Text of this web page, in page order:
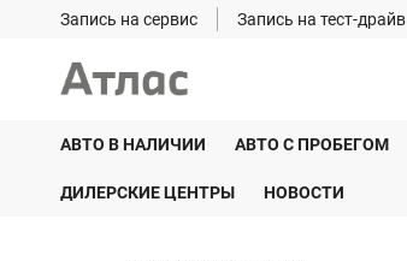
Запись на сервис Запись на тест-драйв
АВТО В НАЛИЧИИ АВТО С ПРОБЕГОМ
ДИЛЕРСКИЕ ЦЕНТРЫ НОВОСТИ